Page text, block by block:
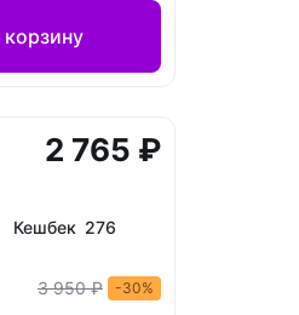
корзину
2 765 ₽
Кешбек 276
3 950 ₽ -30%